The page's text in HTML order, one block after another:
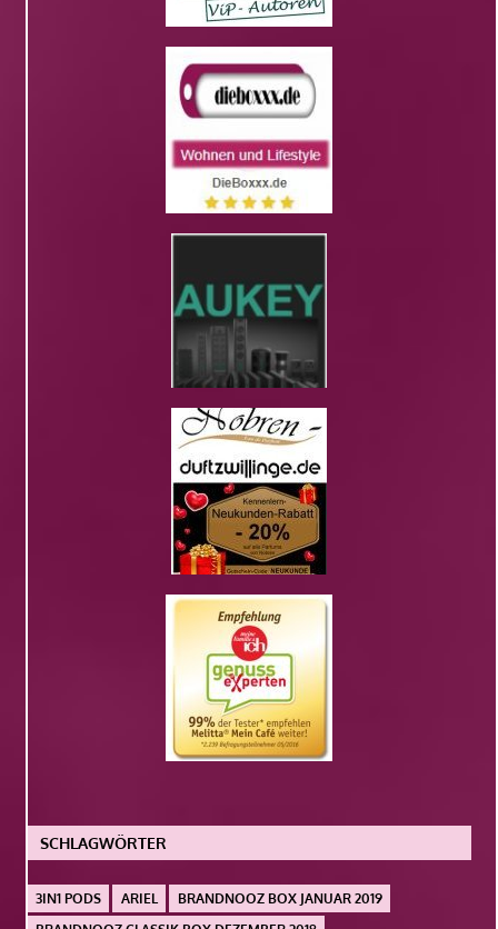
SCHLAGWÖRTER
3IN1 PODS ARIEL
BRANDNOOZ BOX JANUAR 2019